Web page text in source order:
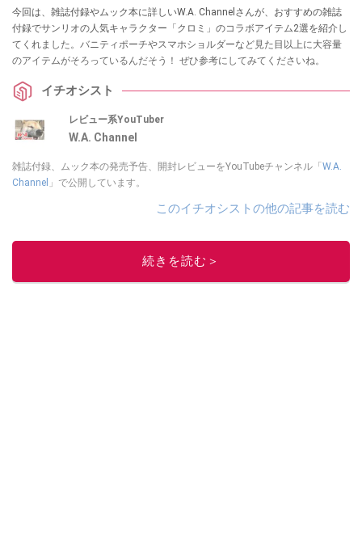
今回は、雑誌付録やムック本に詳しいW.A. Channelさんが、おすすめの雑誌
付録でサンリオの人気キャラクター「クロミ」のコラボアイテム2選を紹介し
てくれました。バニティポーチやスマホショルダーなど見た目以上に大容量
のアイテムがそろっているんだそう！ ぜひ参考にしてみてくださいね。
イチオシスト
レビュー系YouTuber
W.A. Channel
雑誌付録、ムック本の発売予告、開封レビューをYouTubeチャンネル「W.A.
Channel 」で公開しています。
このイチオシストの他の記事を読む
続きを読む＞